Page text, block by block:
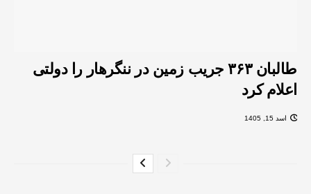
طالبان ۳۶۳ جریب زمین در ننگرهار را دولتی
اعلام کرد
اسد 15, 1405